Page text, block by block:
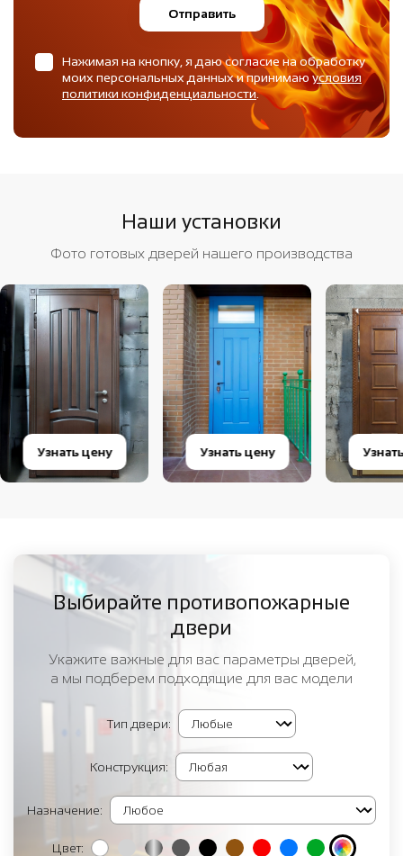
Отправить
Нажимая на кнопку, я даю согласие на обработку
моих персональных данных и принимаюусловия
политики конфиденциальности.
Наши установки
Фото готовых дверей нашего производства
Узнать цену Узнать цену
Выбирайте противопожарные
двери
Укажите важные для вас параметры дверей,
а мы подберем подходящие для вас модели
Тип двери:
Конструкция:
Назначение:
Цвет: